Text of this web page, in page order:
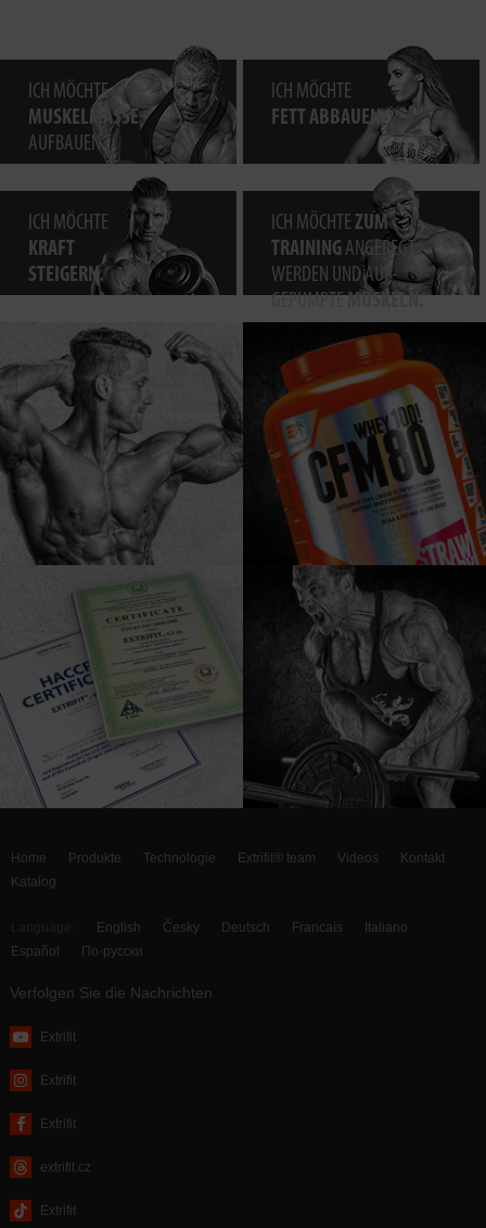
ICH MÖCHTE
MUSKELMASSE
AUFBAUEN.
ICH MÖCHTE
FETT ABBAUEN.
ICH MÖCHTE
KRAFT
STEIGERN.
ICH MÖCHTEZUM
TRAINING ANGEREGT
WERDEN UND AUF-
GEPUMPTEMUSKELN.
Home Produkte Technologie Extrifit® team Videos
Kontakt
Katalog
English Česky Deutsch Francais
Italiano
Español
По-русски
Verfolgen Sie die Nachrichten
Extrifit
Extrifit
Extrifit
extrifit.cz
Extrifit